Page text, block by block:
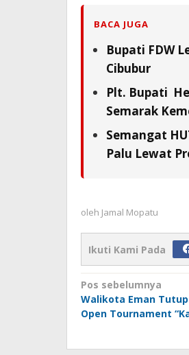
BACA JUGA
Bupati FDW
Cibubur
Plt. Bupati
Semarak
Semangat
Palu Lewat
oleh Jamal Mopatu
Ikuti Kami Pada
Navigasi
pos
Pos sebelumnya
Walikota Eman
Open Tournament